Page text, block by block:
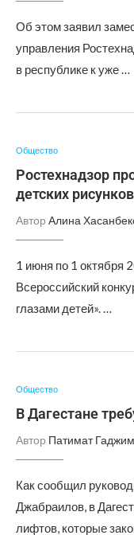
Об этом заявил
управления
в республике к уже …
Общество
Ростехнадзор
детских рисунков
Автор Алина
1 июня по 1 октября
Всероссийский
глазами детей». …
Общество
В Дагестане
Автор Патимат
Как сообщил
Джабраилов, в
лифтов, которые